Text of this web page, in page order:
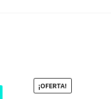
¡OFERTA!